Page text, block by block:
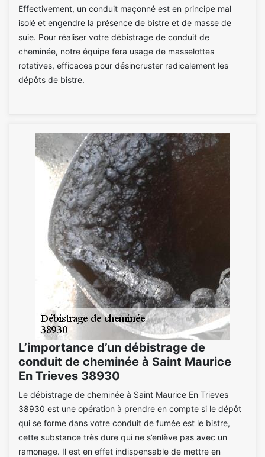
Effectivement, un conduit maçonné est en principe mal
isolé et engendre la présence de bistre et de masse de
suie. Pour réaliser votre débistrage de conduit de
cheminée, notre équipe fera usage de masselottes
rotatives, efficaces pour désincruster radicalement les
dépôts de bistre.
L’importance d’un débistrage de
conduit de cheminée à Saint Maurice
En Trieves 38930
Le débistrage de cheminée à Saint Maurice En Trieves
38930 est une opération à prendre en compte si le dépôt
qui se forme dans votre conduit de fumée est le bistre,
cette substance très dure qui ne s’enlève pas avec un
ramonage. Il est en effet indispensable de mettre en